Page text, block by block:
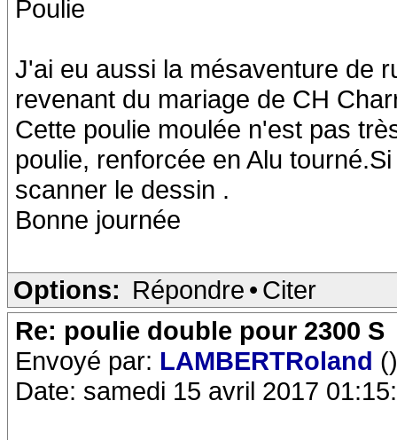
Poulie
J'ai eu aussi la mésaventure de
revenant du mariage de CH
Cette poulie moulée n'est pas
poulie, renforcée en Alu
scanner le dessin .
Bonne journée
Options: Répondre • Citer
Re: poulie double pour 2300 S
Envoyé par: LAMBERTRoland ()
Date: samedi 15 avril 2017